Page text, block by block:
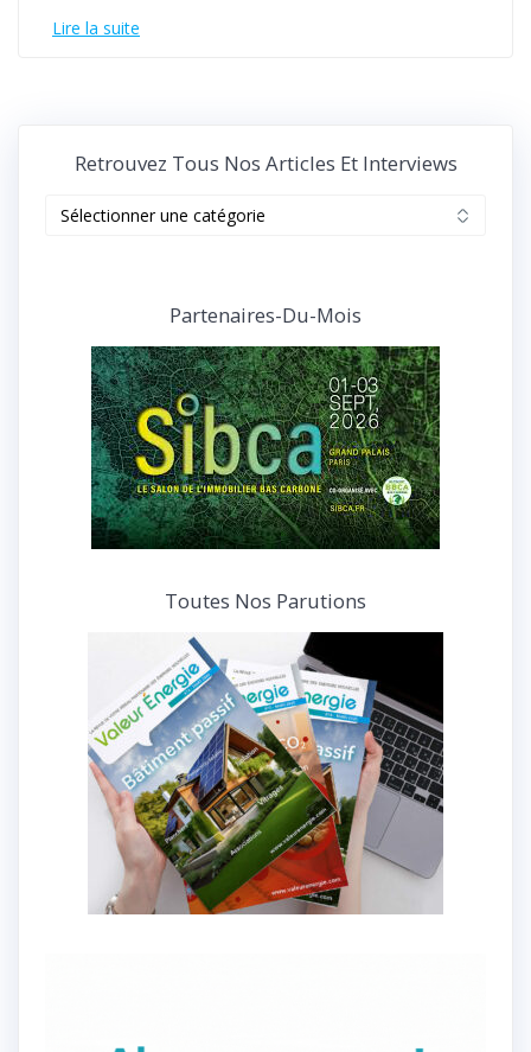
Lire la suite
Retrouvez Tous Nos Articles Et Interviews
interviews
Partenaires-Du-Mois
Toutes Nos Parutions